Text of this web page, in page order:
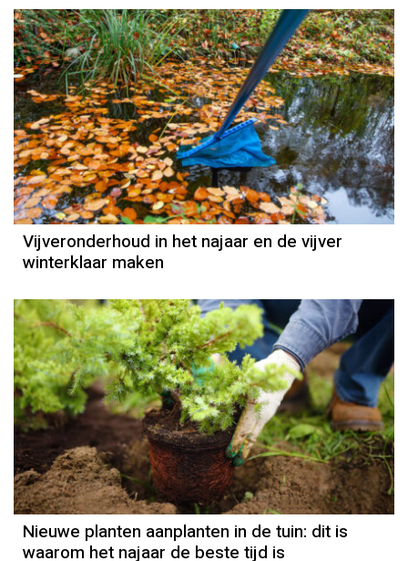
Vijveronderhoud in het najaar en de vijver
winterklaar maken
Nieuwe planten aanplanten in de tuin: dit is
waarom het najaar de beste tijd is